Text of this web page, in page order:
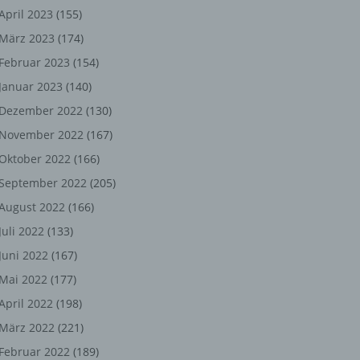
2023 (155)
März 2023 (174)
Februar 2023 (154)
Januar 2023 (140)
Dezember 2022 (130)
November 2022 (167)
Oktober 2022 (166)
September 2022 (205)
2022 (166)
Juli 2022 (133)
Juni 2022 (167)
Mai 2022 (177)
2022 (198)
März 2022 (221)
Februar 2022 (189)
oder